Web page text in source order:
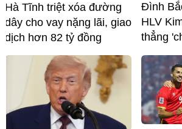
Hà Tĩnh triệt xóa đường
dây cho vay nặng lãi, giao
dịch hơn 82 tỷ đồng
Đình
HLV
thẳng